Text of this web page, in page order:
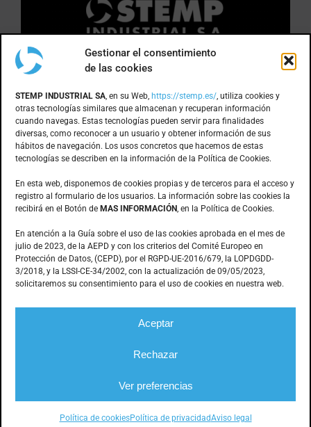
Gestionar el consentimiento
de las cookies
STEMP INDUSTRIAL SA, en su Web, https://stemp.es/, utiliza cookies y
otras tecnologías similares que almacenan y recuperan información
cuando navegas. Estas tecnologías pueden servir para finalidades
diversas, como reconocer a un usuario y obtener información de sus
hábitos de navegación. Los usos concretos que hacemos de estas
tecnologías se describen en la información de la Política de Cookies.
En esta web, disponemos de cookies propias y de terceros para el acceso y
registro al formulario de los usuarios. La información sobre las cookies la
recibirá en el Botón de MAS INFORMACIÓN, en la Política de Cookies.
En atención a la Guía sobre el uso de las cookies aprobada en el mes de
julio de 2023, de la AEPD y con los criterios del Comité Europeo en
Protección de Datos, (CEPD), por el RGPD-UE-2016/679, la LOPDGDD-
3/2018, y la LSSI-CE-34/2002, con la actualización de 09/05/2023,
solicitaremos su consentimiento para el uso de cookies en nuestra web.
Aceptar
Rechazar
Ver preferencias
Política de cookiesPolítica de privacidadAviso legal
DÓNDE ESTAMOS
Anoia, 1 nave 8 · Pol. Ind. Can Bernades
Subirà
08130 – Santa Perpètua de Mogoda
(Barcelona)
CONTACTO
935.603.166
stemp@stemp.es
Mecanización de piezas